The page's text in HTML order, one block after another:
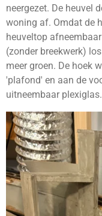
neergezet. De heuvel
woning af. Omdat de
heuveltop
(zonder breekwerk)
meer groen. De hoek
'plafond' en aan de
uitneembaar plexiglas.